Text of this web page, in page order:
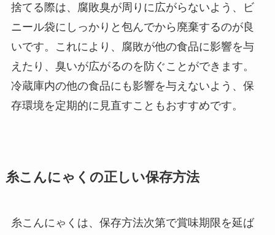
捨てる際は、腐敗臭が周りに広がらないよう、ビ
ニール袋にしっかりと包んでから廃棄するのが良
いです。これにより、腐敗が他の食品に影響を与
えたり、臭いが広がるのを防ぐことができます。
冷蔵庫内の他の食品にも影響を与えないよう、保
存環境を定期的に見直すこともおすすめです。
糸こんにゃくの正しい保存方法
糸こんにゃくは、保存方法次第で賞味期限を延ば